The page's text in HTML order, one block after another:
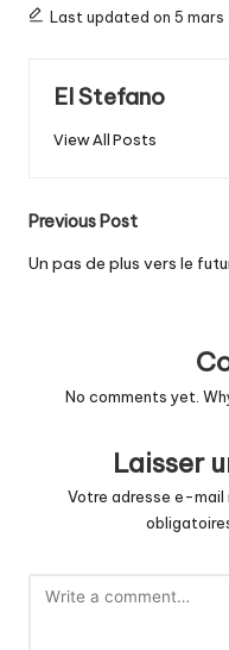
Last updated on 5 mars
El Stefano
View All Posts
Post
navigation
Previous Post
Un pas de plus vers le
No comments yet.
Laisser
Votre adresse e-mail